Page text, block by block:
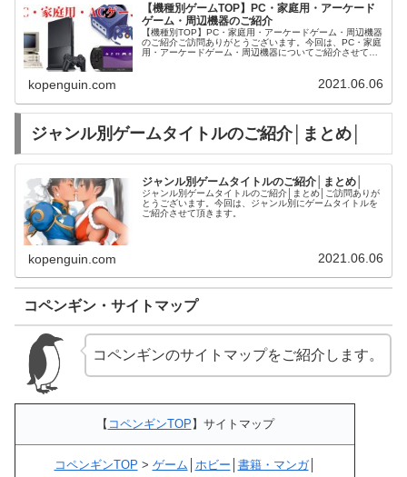
【機種別ゲームTOP】PC・家庭用・アーケード
ゲーム・周辺機器のご紹介
【機種別TOP】PC・家庭用・アーケードゲーム・周辺機器
のご紹介ご訪問ありがとうございます。今回は、PC・家庭
用・アーケードゲーム・周辺機器についてご紹介させて頂
kopenguin.com 2021.06.06
ジャンル別ゲームタイトルのご紹介│まとめ│
ジャンル別ゲームタイトルのご紹介│まとめ│
ジャンル別ゲームタイトルのご紹介│まとめ│ご訪問ありが
とうございます。今回は、ジャンル別にゲームタイトルを
ご紹介させて頂きます。
kopenguin.com 2021.06.06
コペンギン・サイトマップ
コペンギンのサイトマップをご紹介します。
【 コペンギンTOP】サイトマップ
コペンギンTOP > ゲーム ホビー 書籍・マンガ│